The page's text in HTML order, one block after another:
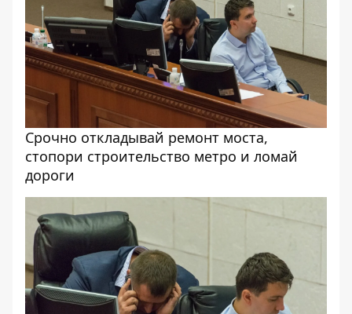
Срочно откладывай ремонт моста,
стопори строительство метро и ломай
дороги